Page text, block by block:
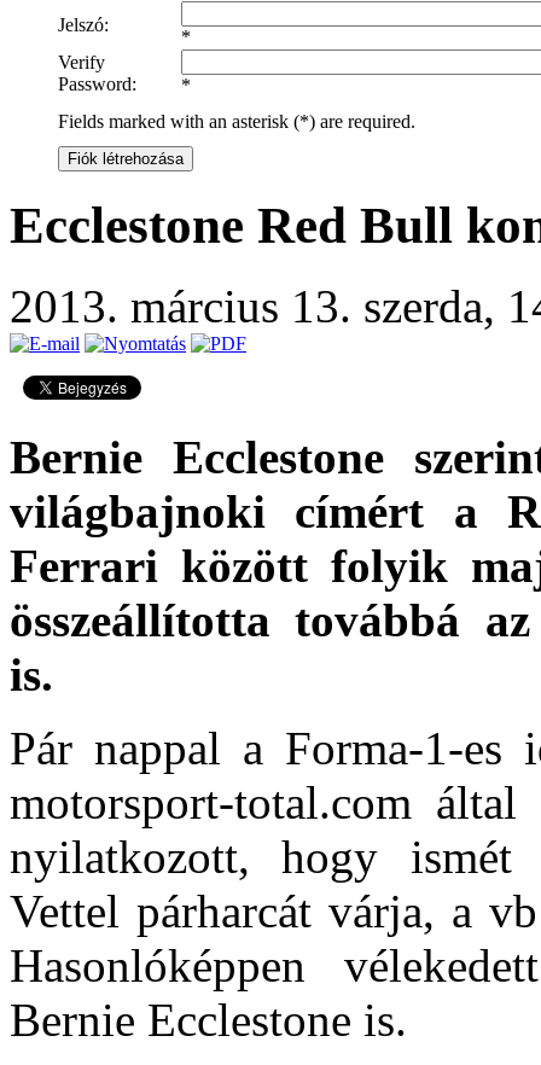
Jelszó:
*
Verify
Password:
*
Fields marked with an asterisk (*) are required.
Fiók létrehozása
Ecclestone Red Bull
2013. március 13. szerda,
Bernie Ecclestone
világbajnoki címért a
Ferrari között folyik
összeállította továbbá
is.
Pár nappal a Forma-1-es
motorsport-total.com
nyilatkozott, hogy ismét
Vettel párharcát várja, a
Hasonlóképpen
Bernie Ecclestone is.